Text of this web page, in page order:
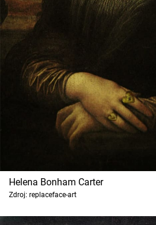
Helena Bonham Carter
Zdroj: replaceface-art